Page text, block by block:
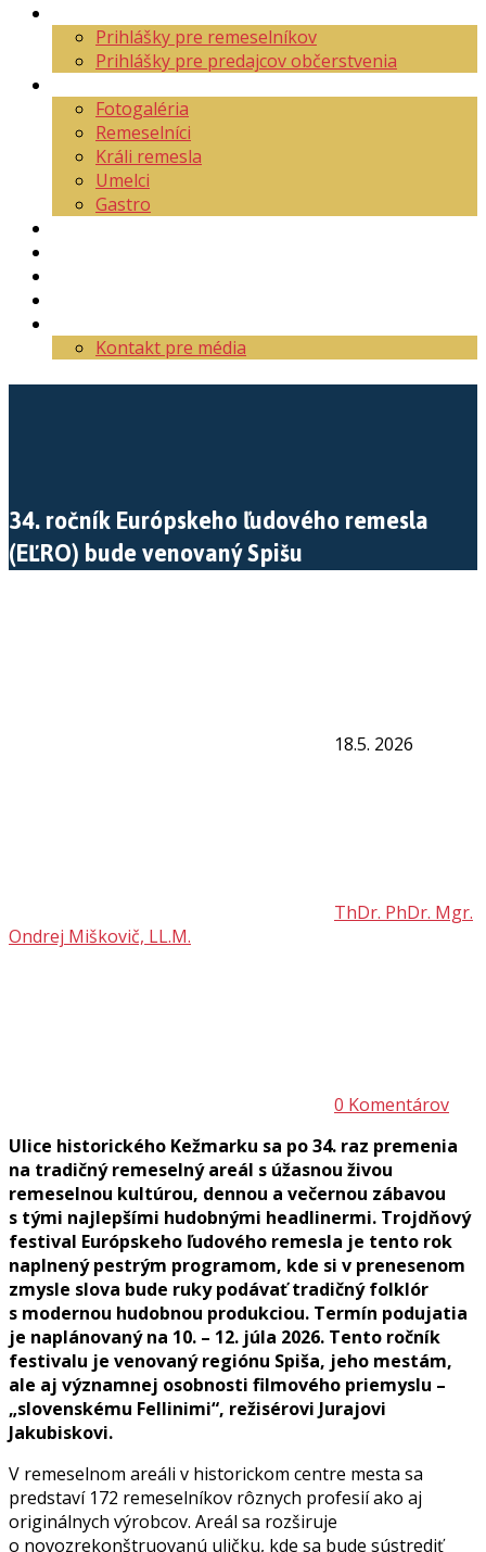
Prihlášky pre remeselníkov
Prihlášky pre predajcov občerstvenia
Fotogaléria
Remeselníci
Králi remesla
Umelci
Gastro
Kontakt pre média
34. ročník Európskeho ľudového remesla
(EĽRO) bude venovaný Spišu
18.5. 2026
ThDr. PhDr. Mgr.
Ondrej Miškovič, LL.M.
0 Komentárov
Ulice historického Kežmarku sa po 34. raz premenia
na tradičný remeselný areál s úžasnou živou
remeselnou kultúrou, dennou a večernou zábavou
s tými najlepšími hudobnými headlinermi. Trojdňový
festival Európskeho ľudového remesla je tento rok
naplnený pestrým programom, kde si v prenesenom
zmysle slova bude ruky podávať tradičný folklór
s modernou hudobnou produkciou. Termín podujatia
je naplánovaný na 10. – 12. júla 2026. Tento ročník
festivalu je venovaný regiónu Spiša, jeho mestám,
ale aj významnej osobnosti filmového priemyslu –
„slovenskému Fellinimi“, režisérovi Jurajovi
Jakubiskovi.
V remeselnom areáli v historickom centre mesta sa
predstaví 172 remeselníkov rôznych profesií ako aj
originálnych výrobcov. Areál sa rozširuje
o novozrekonštruovanú uličku, kde sa bude sústrediť